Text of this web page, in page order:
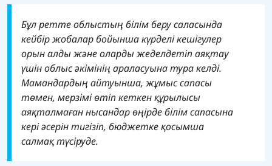
Бұл ретте облыстың білім беру саласында
кейбір жобалар бойынша күрделі кешігулер
орын алды және оларды жеделдетіп аяқтау
үшін облыс әкімінің араласуына тура келді.
Мамандардың айтуынша, жұмыс сапасы
төмен, мерзімі өтіп кеткен құрылысы
аяқталмаған нысандар өңірде білім сапасына
кері әсерін тигізіп, бюджетке қосымша
салмақ түсіруде.